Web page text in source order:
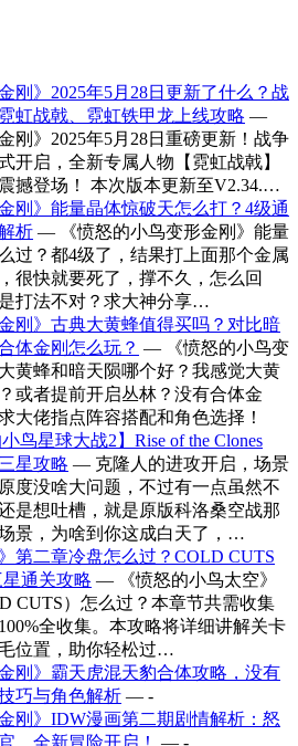
刚》2025年5月28日更新了什么？战
虹战戟、霓虹铁甲龙上线攻略 —
刚》2025年5月28日重磅更新！战争
开启，全新专属人物【霓虹战戟】
撼登场！ 本次版本更新至V2.34.…
刚》能量晶体惊破天怎么打？4级通
析 — 《愤怒的小鸟变形金刚》能量
过？都4级了，结果打上面那个金属
很快就要死了，撑不久，怎么回
打法不对？求大神分享…
刚》古典大黄蜂值得买吗？对比暗
体金刚怎么玩？ — 《愤怒的小鸟变
黄蜂和暗天陨哪个好？我感觉大黄
或者提前开启丛林？没有合体金
大佬指点阵容搭配和角色选择！
鸟星球大战2】Rise of the Clones
星攻略 — 克隆人的进攻开启，场景
度没啥大问题，不过有一点虽然不
是想吐槽，就是原版科洛桑空战那
景，为啥到你这成白天了，…
第二章冷盘怎么过？COLD CUTS
通关攻略 — 《愤怒的小鸟太空》
CUTS）怎么过？本章节共需收集
全收集。本攻略将详细讲解关卡
位置，助你轻松过…
刚》霸天虎混天豹合体攻略，没有
巧与角色解析 — -
刚》IDW漫画第二期剧情解析：怒
，全新冒险开启！
— -